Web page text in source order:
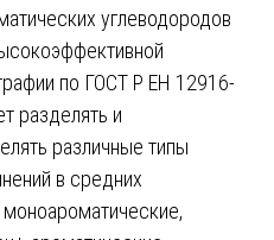
углеводородов
по ГОСТ Р ЕН 12916-
разделять и
различные типы
в средних